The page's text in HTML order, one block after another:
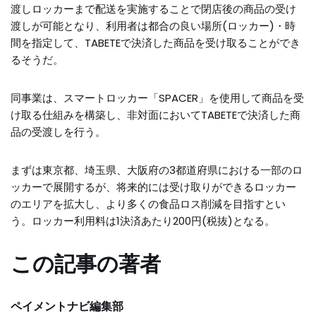
渡しロッカーまで配送を実施することで閉店後の商品の受け
渡しが可能となり、利用者は都合の良い場所(ロッカー)・時
間を指定して、TABETEで決済した商品を受け取ることができ
るそうだ。
同事業は、スマートロッカー「SPACER」を使用して商品を受
け取る仕組みを構築し、非対面においてTABETEで決済した商
品の受渡しを行う。
まずは東京都、埼玉県、大阪府の3都道府県における一部のロ
ッカーで展開するが、将来的には受け取りができるロッカー
のエリアを拡大し、より多くの食品ロス削減を目指すとい
う。ロッカー利用料は1決済あたり200円(税抜)となる。
この記事の著者
ペイメントナビ編集部